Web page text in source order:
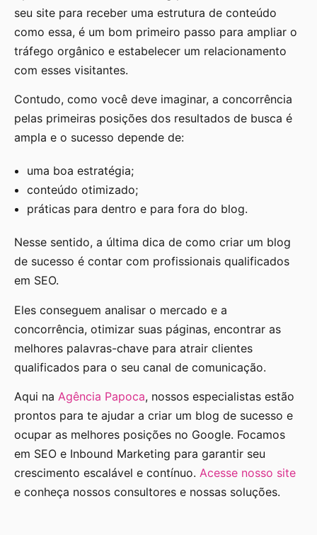
seu site para receber uma estrutura de conteúdo
como essa, é um bom primeiro passo para ampliar o
tráfego orgânico e estabelecer um relacionamento
com esses visitantes.
Contudo, como você deve imaginar, a concorrência
pelas primeiras posições dos resultados de busca é
ampla e o sucesso depende de:
uma boa estratégia;
conteúdo otimizado;
práticas para dentro e para fora do blog.
Nesse sentido, a última dica de como criar um blog
de sucesso é contar com profissionais qualificados
em SEO.
Eles conseguem analisar o mercado e a
concorrência, otimizar suas páginas, encontrar as
melhores palavras-chave para atrair clientes
qualificados para o seu canal de comunicação.
Aqui na Agência Papoca, nossos especialistas estão
prontos para te ajudar a criar um blog de sucesso e
ocupar as melhores posições no Google. Focamos
em SEO e Inbound Marketing para garantir seu
crescimento escalável e contínuo. Acesse nosso site
e conheça nossos consultores e nossas soluções.